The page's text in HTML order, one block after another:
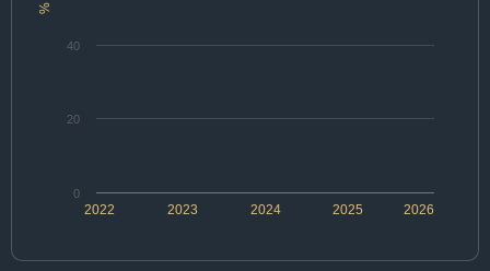
%
2022 2024 2026
2023 2025
0
20
40